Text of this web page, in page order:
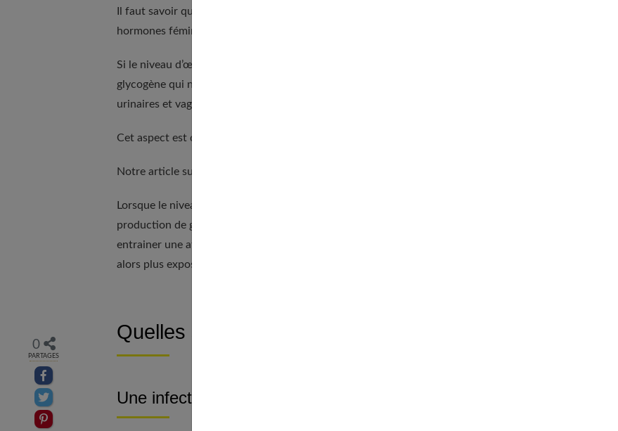
0
PARTAGES
Partager sur facebook
Partager sur Twitter
Epingler sur Pinterest
Il faut savoir que la santé des tissus vaginaux est déterminée également par le niveau d’œstrogènes, les
hormones féminines.
Si le niveau d’œstrogènes est élevé, les tissus se renouvèlent facilement. Ils activent la production de
glycogène qui nourrit les bactéries utiles et permettent de garder un pH bas protégeant des infections
urinaires et vaginales.
Cet aspect est détaillé dans notre article :
Notre article sur
Lorsque le niveau d’œstrogènes est bas, c’est-à-dire dans certaines maladies ou lors de la ménopause, la
production de glycogènes diminue et les parois du vagin sont alors plus fragiles et peuvent même
entrainer une atrophie du vagin. Il entraine alors des douleurs lors des rapports notamment. Vous êtes
alors plus exposée au risque de
Quelles sont les causes des douleurs vaginales ?
Une infection :